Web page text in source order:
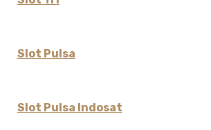
Slot Pulsa
Slot Pulsa Indosat